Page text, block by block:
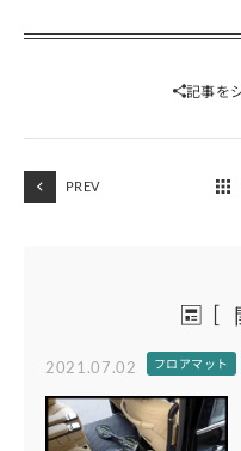
記事を
PREV
2021.07.02 フロアマット